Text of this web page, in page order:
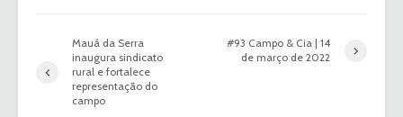
Mauá da Serra
inaugura sindicato
rural e fortalece
representação do
campo
#93 Campo & Cia | 14
de março de 2022